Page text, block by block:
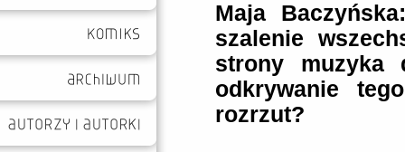
Maja
szalenie
strony muzyka
odkrywanie
rozrzut?